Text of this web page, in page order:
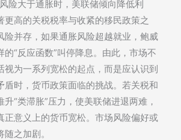
险大于通胀时，美联储倾向降低利
更高的关税税率与收紧的移民政策之
险并存，如果通胀风险超越就业，鲍威
的“反应函数”叫停降息。由此，市场不
视为一系列宽松的起点，而是应认识到
盾时，货币政策面临的挑战。若关税和
“类滞胀”压力，使美联储进退两难，
正意义上的货币宽松。市场风险偏好或
之加剧。